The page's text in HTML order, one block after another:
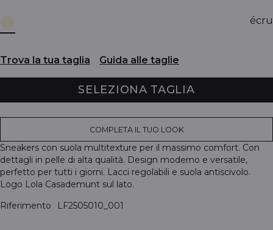
écru
Trova la tua taglia Guida alle taglie
SELEZIONA TAGLIA
COMPLETA IL TUO LOOK
Sneakers con suola multitexture per il massimo comfort. Con
dettagli in pelle di alta qualità. Design moderno e versatile,
perfetto per tutti i giorni. Lacci regolabili e suola antiscivolo.
Logo Lola Casademunt sul lato.
Riferimento
LF2505010_001